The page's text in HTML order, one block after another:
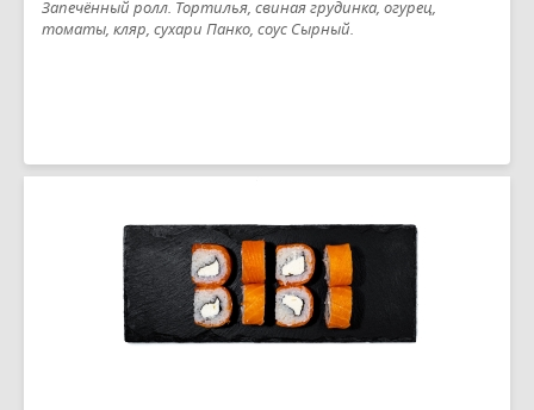
Запечённый ролл. Тортилья, свиная грудинка, огурец,
томаты, кляр, сухари Панко, соус Сырный.